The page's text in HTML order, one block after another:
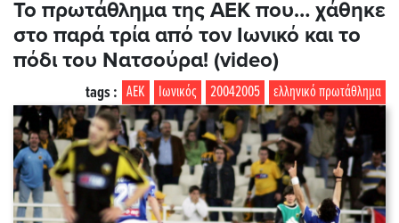
Το πρωτάθλημα της ΑΕΚ που… χάθηκε
στο παρά τρία από τον Ιωνικό και το
πόδι του Νατσούρα! (video)
ελληνικό πρωτάθλημα
20042005
Ιωνικός
ΑΕΚ
tags :